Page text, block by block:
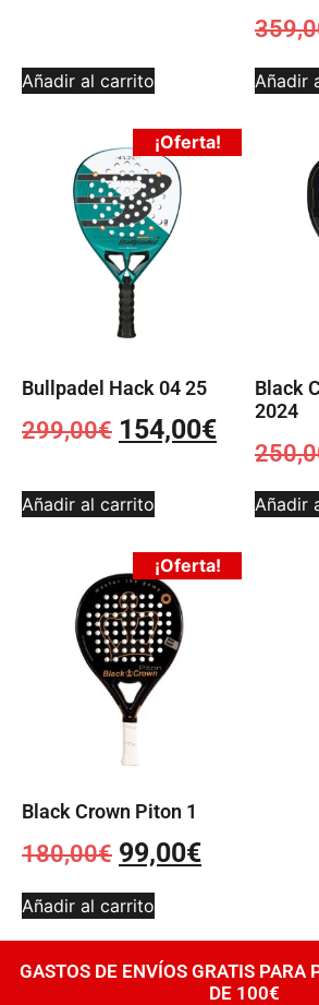
Añadir al carrito Añadir
¡Oferta!
Bullpadel Hack 04 25
299,00€ 154,00€
Añadir al carrito
Black
2024
Añadir
¡Oferta!
Black Crown Piton 1
180,00€ 99,00€
Añadir al carrito
GASTOS DE ENVÍOS GRATIS PARA
DE 100€